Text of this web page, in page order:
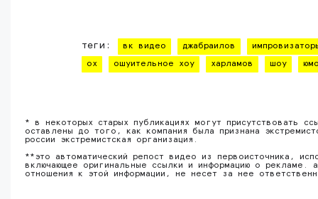
теги: вк видео джабраилов
ох ошуительное хоу харламов шоу
* в некоторых старых публикациях могут присутствовать
оставлены до того, как компания была признана
россии экстремистская организация.
**это автоматический репост видео из первоисточника,
включающее оригинальные ссылки и информацию о рекламе.
отношения к этой информации, не несет за нее